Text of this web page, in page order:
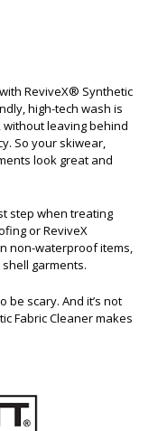
ReviveX® Synthetic
high-tech wash is
leaving behind
So your skiwear,
look great and
step when treating
or ReviveX
non-waterproof items,
garments.
be scary. And it’s not
Fabric Cleaner makes